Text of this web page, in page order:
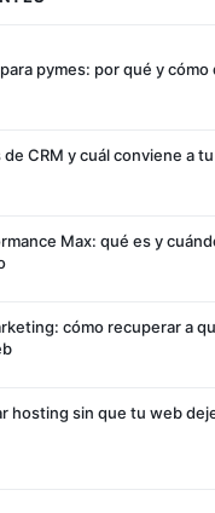
pymes: por qué y cómo
de CRM y cuál conviene a
Max: qué es y
cómo recuperar a
hosting sin que tu web